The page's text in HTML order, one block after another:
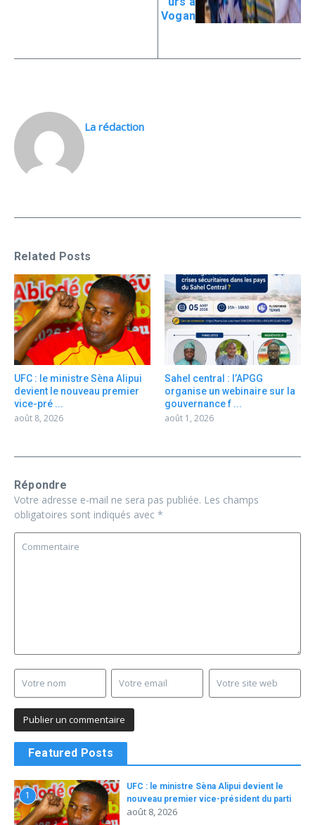
Vogan
La rédaction
Related Posts
UFC : le ministre Sèna Alipui
devient le nouveau premier
vice-pré ...
août 8, 2026
Sahel central : l’APGG
organise un webinaire sur la
gouvernance f ...
août 1, 2026
Répondre
Votre adresse e-mail ne sera pas publiée. Les champs
obligatoires sont indiqués avec *
Featured Posts
1
UFC : le ministre Sèna Alipui devient le
nouveau premier vice-président du parti
août 8, 2026